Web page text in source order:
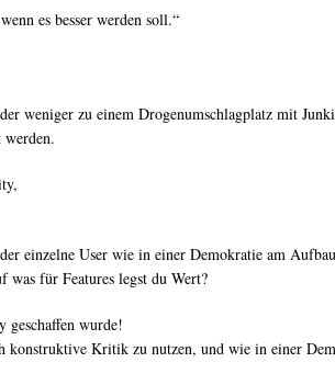
es besser werden soll.“
weniger zu einem Drogenumschlagplatz mit
einzelne User wie in einer Demokratie am
was für Features legst du Wert?
wurde!
konstruktive Kritik zu nutzen, und wie in einer